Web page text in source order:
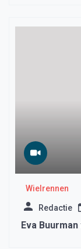
Wielrennen
Redactie
Eva